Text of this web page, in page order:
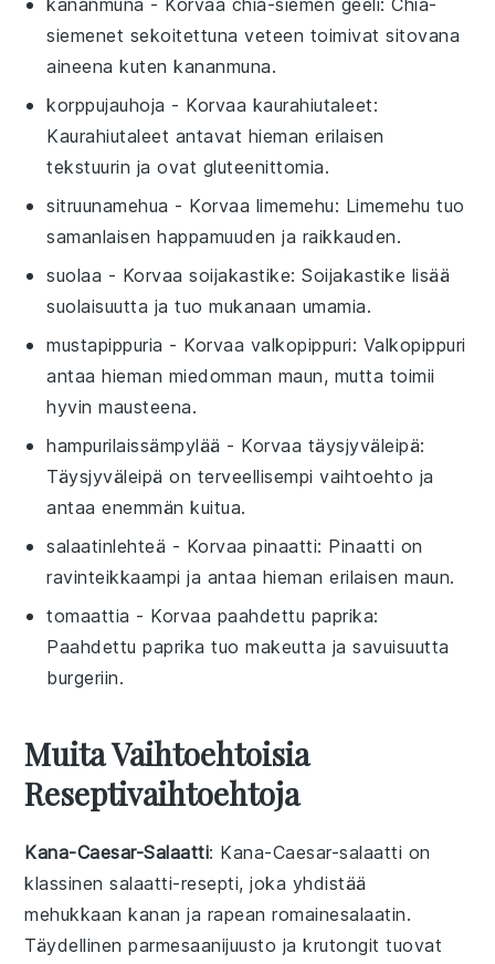
kananmuna - Korvaa chia-siemen geeli: Chia-
siemenet sekoitettuna veteen toimivat sitovana
aineena kuten kananmuna.
korppujauhoja - Korvaa kaurahiutaleet:
Kaurahiutaleet antavat hieman erilaisen
tekstuurin ja ovat gluteenittomia.
sitruunamehua - Korvaa limemehu: Limemehu tuo
samanlaisen happamuuden ja raikkauden.
suolaa - Korvaasoijakastike: Soijakastike lisää
suolaisuutta ja tuo mukanaan umamia.
mustapippuria - Korvaa valkopippuri: Valkopippuri
antaa hieman miedomman maun, mutta toimii
hyvin mausteena.
hampurilaissämpylää - Korvaa täysjyväleipä:
Täysjyväleipä on terveellisempi vaihtoehto ja
antaa enemmän kuitua.
salaatinlehteä - Korvaapinaatti: Pinaatti on
ravinteikkaampi ja antaa hieman erilaisen maun.
tomaattia - Korvaa paahdettu paprika:
Paahdettu paprika tuo makeutta ja savuisuutta
burgeriin.
Muita Vaihtoehtoisia
Reseptivaihtoehtoja
Kana-Caesar-Salaatti: Kana-Caesar-salaatti on
klassinensalaatti-resepti, joka yhdistää
mehukkaankanan ja rapeanromainesalaatin.
Täydellinenparmesaanijuusto ja krutongit tuovat